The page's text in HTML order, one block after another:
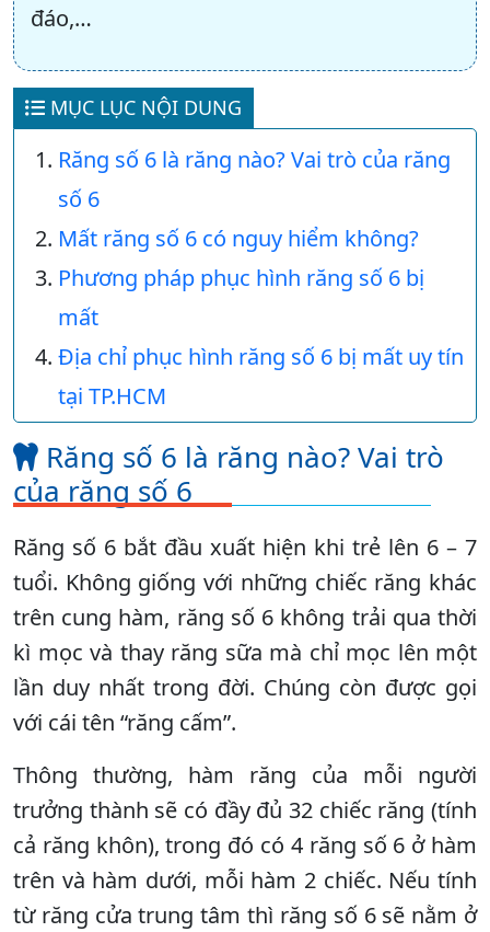
đáo,…
MỤC LỤC NỘI DUNG
Răng số 6 là răng nào? Vai trò của răng
số 6
Mất răng số 6 có nguy hiểm không?
Phương pháp phục hình răng số 6 bị
mất
Địa chỉ phục hình răng số 6 bị mất uy tín
tại TP.HCM
Răng số 6 là răng nào? Vai trò
của răng số 6
Răng số 6 bắt đầu xuất hiện khi trẻ lên 6 – 7
tuổi. Không giống với những chiếc răng khác
trên cung hàm, răng số 6 không trải qua thời
kì mọc và thay răng sữa mà chỉ mọc lên một
lần duy nhất trong đời. Chúng còn được gọi
với cái tên “răng cấm”.
Thông thường, hàm răng của mỗi người
trưởng thành sẽ có đầy đủ 32 chiếc răng (tính
cả răng khôn), trong đó có 4 răng số 6 ở hàm
trên và hàm dưới, mỗi hàm 2 chiếc. Nếu tính
từ răng cửa trung tâm thì răng số 6 sẽ nằm ở